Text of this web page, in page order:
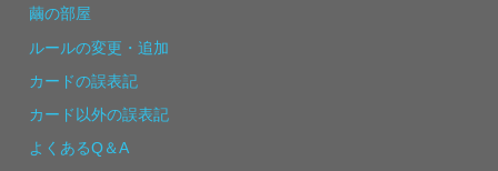
繭の部屋
ルールの変更・追加
カードの誤表記
カード以外の誤表記
よくあるQ＆A